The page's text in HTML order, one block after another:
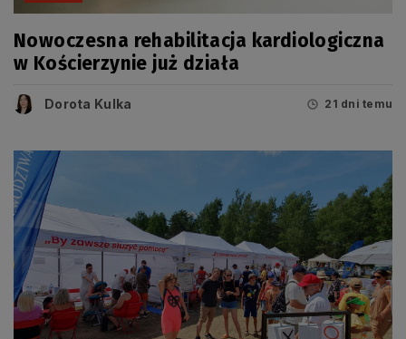
Nowoczesna rehabilitacja kardiologiczna
w Kościerzynie już działa
Dorota Kulka 21 dni temu